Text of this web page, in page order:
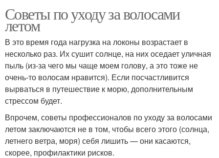
Советы по уходу за волосами
летом
В это время года нагрузка на локоны возрастает в
несколько раз. Их сушит солнце, на них оседает уличная
пыль (из-за чего мы чаще моем голову, а это тоже не
очень-то волосам нравится). Если посчастливится
вырваться в путешествие к морю, дополнительным
стрессом будет.
Впрочем, советы профессионалов по уходу за волосами
летом заключаются не в том, чтобы всего этого (солнца,
летнего ветра, моря) себя лишить — они касаются,
скорее, профилактики рисков.